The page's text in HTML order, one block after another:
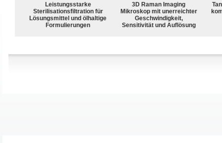
Leistungsstarke
Sterilisationsfiltration für
Lösungsmittel und ölhaltige
Formulierungen
3D Raman Imaging
Mikroskop mit unerreichter
Geschwindigkeit,
Sensitivität und Auflösung